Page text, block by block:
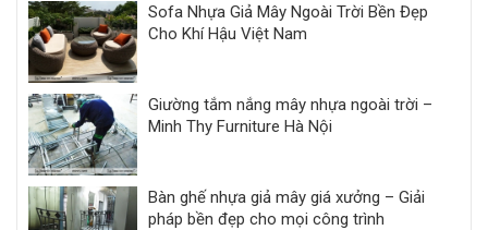
Sofa Nhựa Giả Mây Ngoài Trời Bền Đẹp
Cho Khí Hậu Việt Nam
Giường tắm nắng mây nhựa ngoài trời –
Minh Thy Furniture Hà Nội
Bàn ghế nhựa giả mây giá xưởng – Giải
pháp bền đẹp cho mọi công trình